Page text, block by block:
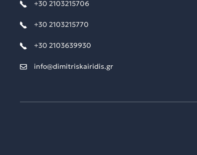
+30 2103215706
+30 2103215770
+30 2103639930
info@dimitriskairidis.gr